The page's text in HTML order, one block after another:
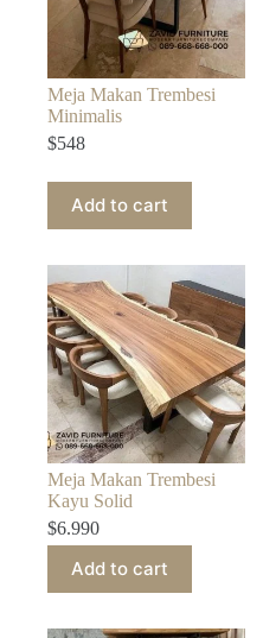
Meja Makan Trembesi
Minimalis
$548
Add to cart
Meja Makan Trembesi
Kayu Solid
$6.990
Add to cart